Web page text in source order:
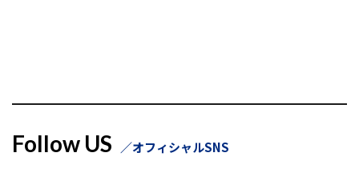
Follow US オフィシャルSNS